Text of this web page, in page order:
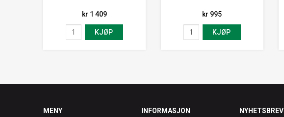
kr 1 409
KJØP
kr 995
KJØP
MENY INFORMASJON NYHETSBREV